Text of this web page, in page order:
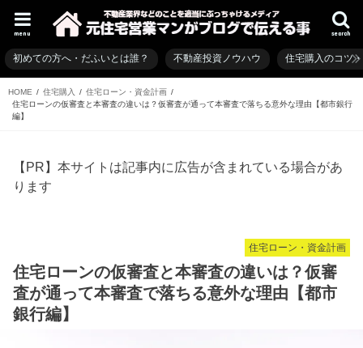
search
menu
初めての方へ・だふいとは誰？ 不動産投資ノウハウ 住宅購入のコツ
HOME 住宅購入
住宅ローン・資金計画
住宅ローンの仮審査と本審査の違いは？仮審査が通って本審査で落ちる意外な理由【都市銀行
編】
【PR】本サイトは記事内に広告が含まれている場合があ
ります
住宅ローン・資金計画
住宅ローンの仮審査と本審査の違いは？仮審
査が通って本審査で落ちる意外な理由【都市
銀行編】